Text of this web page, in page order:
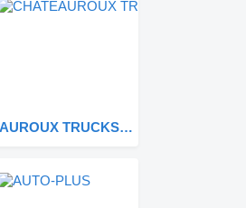
CHATEAUROUX TRUCKS – Ets DOURS